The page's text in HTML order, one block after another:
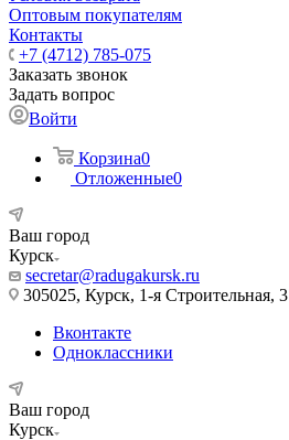
Оптовым покупателям
Контакты
+7 (4712) 785-075
Заказать звонок
Задать вопрос
Войти
Корзина0
Отложенные0
Ваш город
Курск
secretar@radugakursk.ru
305025, Курск, 1-я Строительная, 3
Вконтакте
Одноклассники
Ваш город
Курск